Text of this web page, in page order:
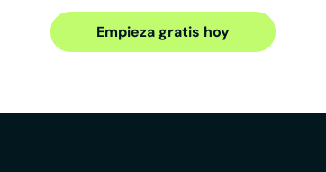
Empieza gratis hoy